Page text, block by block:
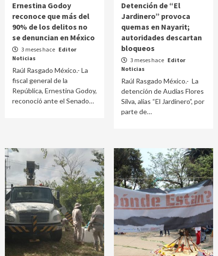
Ernestina Godoy
reconoce que más del
90% de los delitos no
se denuncian en México
3 meses hace Editor
Noticias
Raúl Rasgado México.- La
fiscal general de la
República, Ernestina Godoy,
reconoció ante el Senado…
Detención de “El
Jardinero” provoca
quemas en Nayarit;
autoridades descartan
bloqueos
3 meses hace Editor
Noticias
Raúl Rasgado México.- La
detención de Audias Flores
Silva, alias “El Jardinero”, por
parte de…